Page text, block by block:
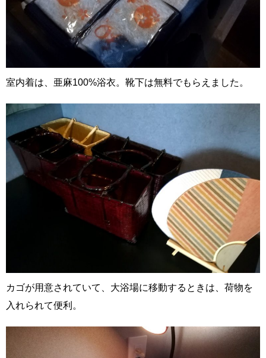
室内着は、亜麻100%浴衣。靴下は無料でもらえました。
カゴが用意されていて、大浴場に移動するときは、荷物を
入れられて便利。